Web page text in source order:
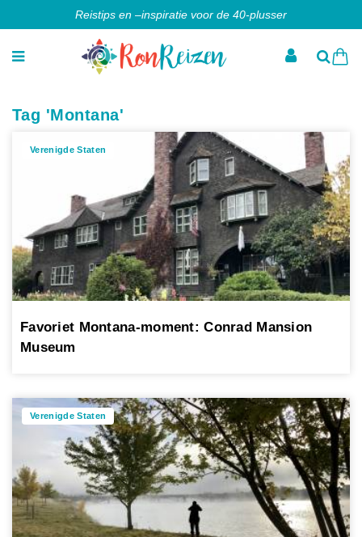
Reistips en –inspiratie voor de 40-plusser
Tag 'Montana'
Verenigde Staten
Favoriet Montana-moment: Conrad Mansion
Museum
Verenigde Staten